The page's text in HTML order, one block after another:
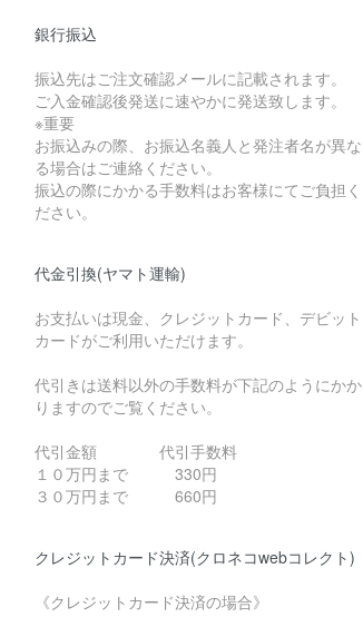
銀行振込
振込先はご注文確認メールに記載されます。
ご入金確認後発送に速やかに発送致します。
※重要
お振込みの際、お振込名義人と発注者名が異な
る場合はご連絡ください。
振込の際にかかる手数料はお客様にてご負担く
ださい。
代金引換(ヤマト運輸)
お支払いは現金、クレジットカード、デビット
カードがご利用いただけます。
代引きは送料以外の手数料が下記のようにかか
りますのでご覧ください。
代引金額 代引手数料
１０万円まで 330円
３０万円まで 660円
クレジットカード決済(クロネコwebコレクト)
《クレジットカード決済の場合》